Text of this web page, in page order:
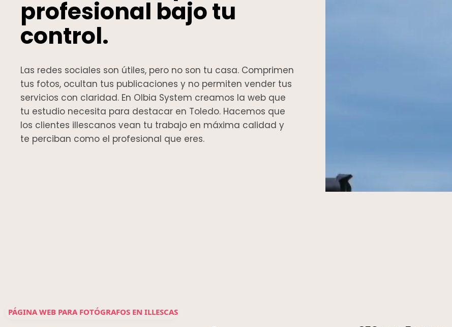
profesional bajo tu
control.
Las redes sociales son útiles, pero no son tu casa. Comprimen
tus fotos, ocultan tus publicaciones y no permiten vender tus
servicios con claridad. En Olbia System creamos la web que
tu estudio necesita para destacar en Toledo. Hacemos que
los clientes illescanos vean tu trabajo en máxima calidad y
te perciban como el profesional que eres.
PÁGINA WEB PARA FOTÓGRAFOS EN ILLESCAS